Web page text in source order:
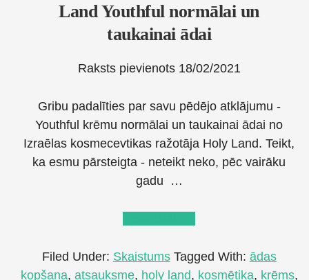
Land Youthful normālai un
taukainai ādai
Raksts pievienots 18/02/2021
Gribu padalīties par savu pēdējo atklājumu -
Youthful krēmu normālai un taukainai ādai no
Izraēlas kosmecevtikas ražotāja Holy Land. Teikt,
ka esmu pārsteigta - neteikt neko, pēc vairāku
gadu …
par
krēmu
Filed Under: Skaistums Tagged With: ādas
kopšana, atsauksme, holy land, kosmētika, krēms,